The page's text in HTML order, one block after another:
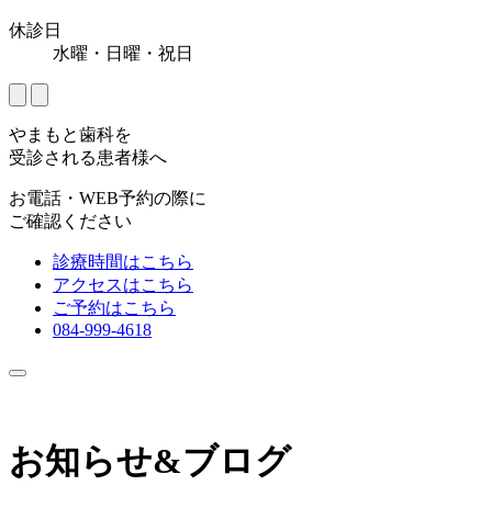
休診日
水曜・日曜・祝日
やまもと歯科を
受診される患者様へ
お電話・WEB予約の際に
ご確認ください
診療時間はこちら
アクセスはこちら
ご予約はこちら
084-999-4618
お知らせ&ブログ